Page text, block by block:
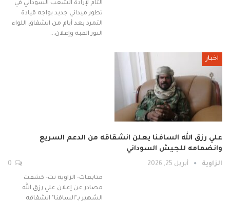
التام لإرادة الشعب السوداني في
تطور ميداني جديد يواجه قيادة
التمرد بعد أيام من انشقاق اللواء
النور القبة وإعلان…
اخبار
علي رزق الله السافنا يعلن انشقاقه من الدعم السريع
وانضمامه للجيش السوداني
الزاوية أبريل 25, 2026
متابعات- الزاوية نت- كشفت
مصادر عن إعلان علي رزق الله
الشهير بـ"السافنا" انشقاقه